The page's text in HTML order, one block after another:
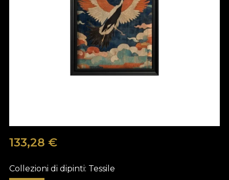
133,28 €
Collezioni di dipinti: Tessile